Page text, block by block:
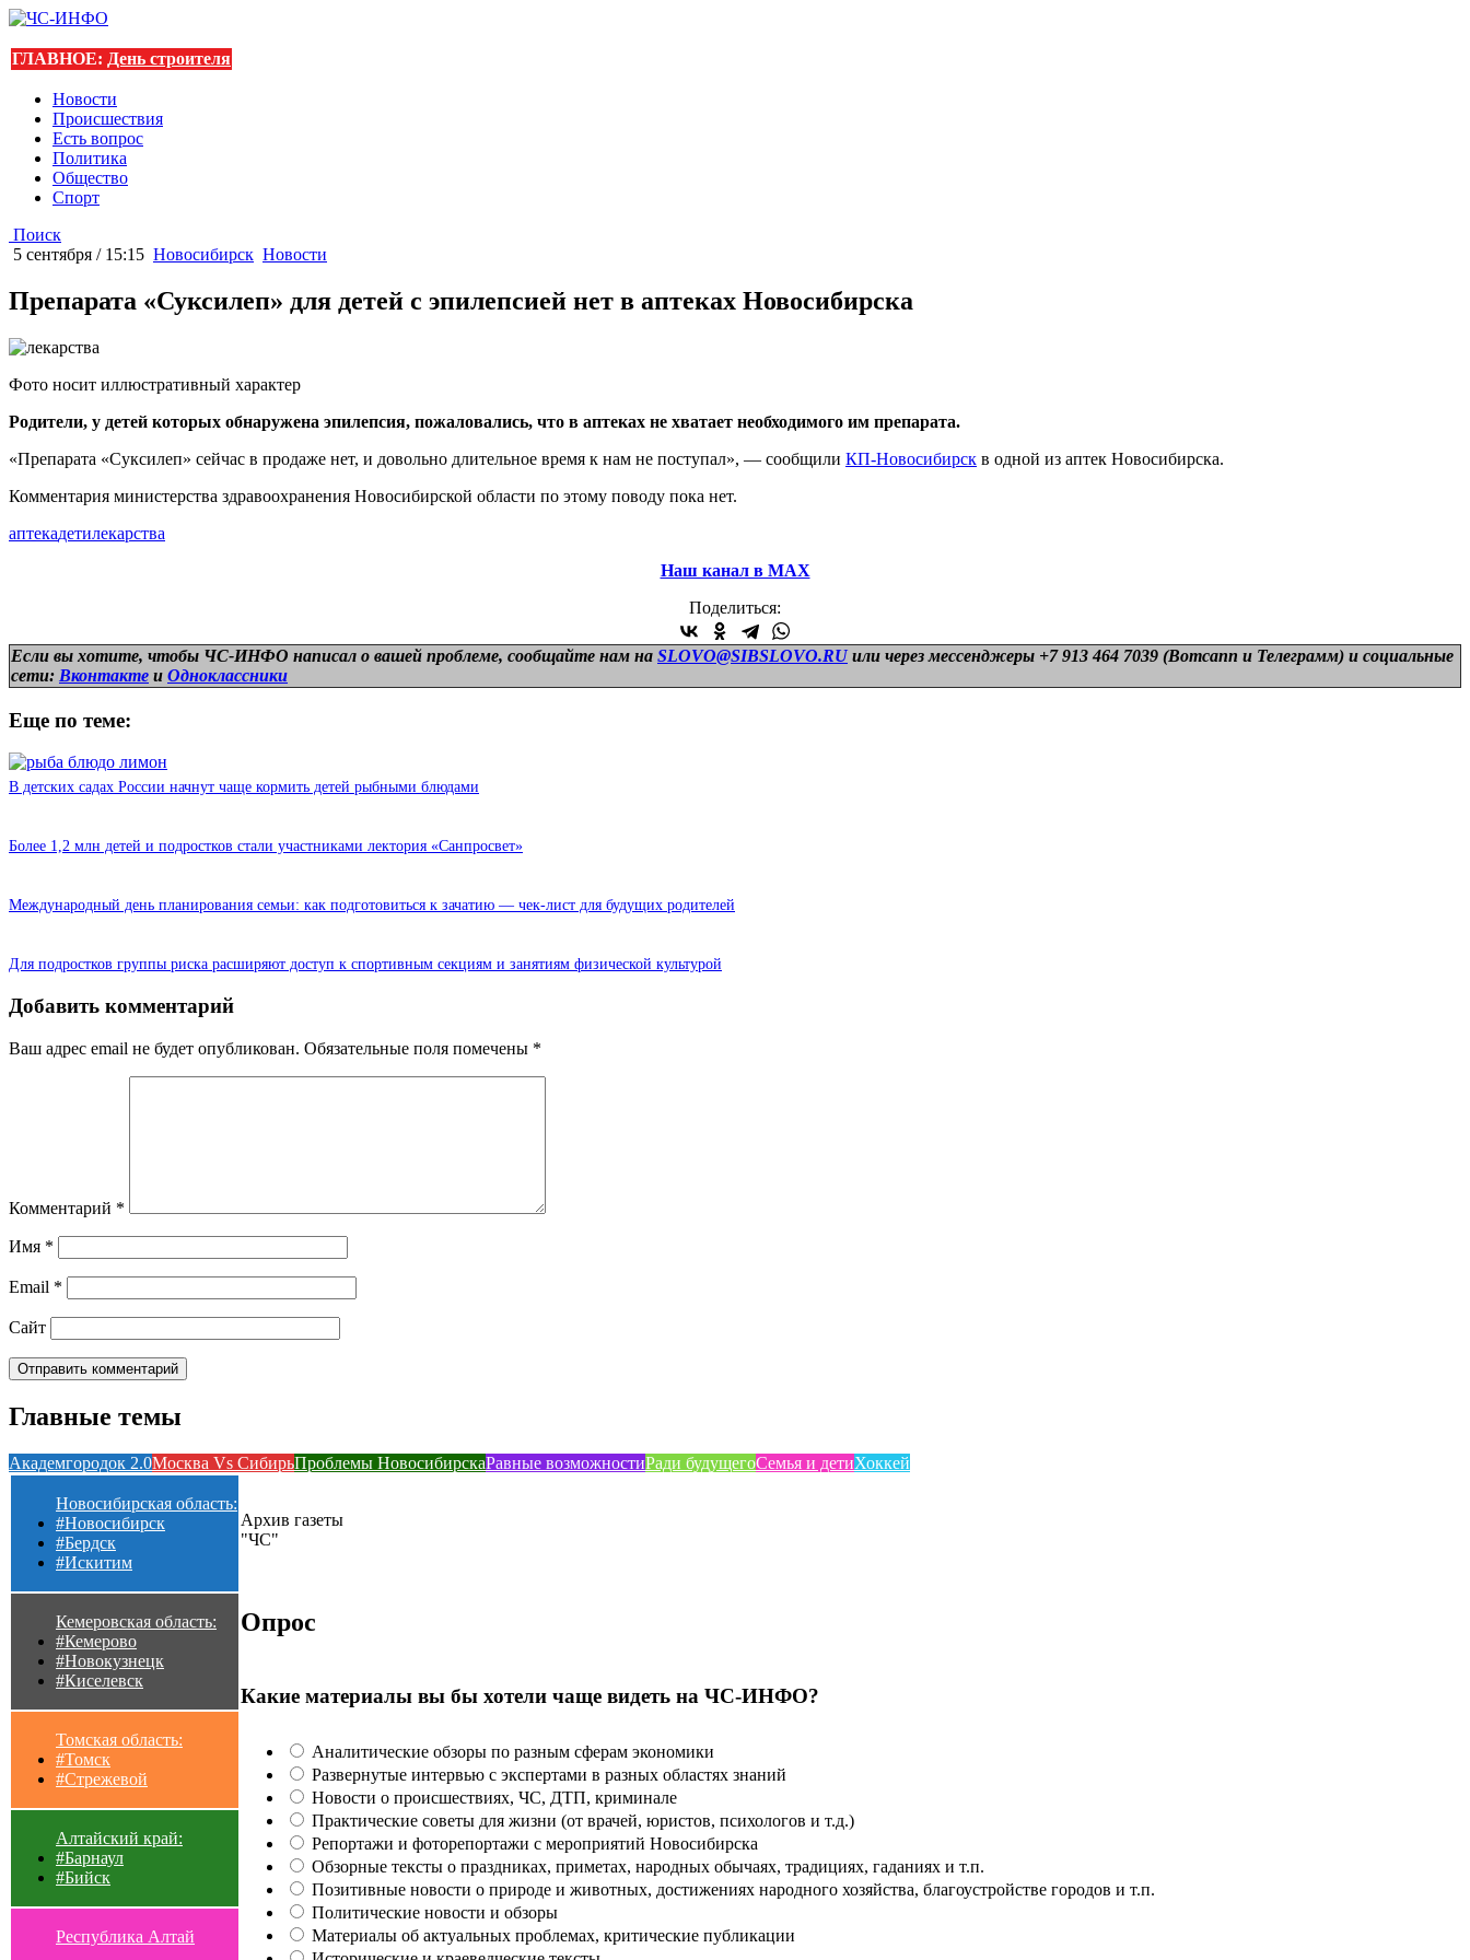
ГЛАВНОЕ: День строителя
Новости
Происшествия
Есть вопрос
Политика
Общество
Спорт
Поиск
5 сентября / 15:15 Новосибирск Новости
Препарата «Суксилеп» для детей с эпилепсией нет в аптеках Новосибирска
Фото носит иллюстративный характер
Родители, у детей которых обнаружена эпилепсия, пожаловались, что в аптеках не хватает необходимого им препарата.
«Препарата «Суксилеп» сейчас в продаже нет, и довольно длительное время к нам не поступал», — сообщили КП-Новосибирск в одной из аптек Новосибирска.
Комментария министерства здравоохранения Новосибирской области по этому поводу пока нет.
аптекадетилекарства
Наш канал в МАХ
Поделиться:
Если вы хотите, чтобы ЧС-ИНФО написал о вашей проблеме, сообщайте нам на SLOVO@SIBSLOVO.RU или через мессенджеры +7 913 464 7039 (Вотсапп и Телеграмм) и социальные
сети: Вконтакте и Одноклассники
Еще по теме:
В детских садах России начнут чаще кормить детей рыбными блюдами
Более 1,2 млн детей и подростков стали участниками лектория «Санпросвет»
Международный день планирования семьи: как подготовиться к зачатию — чек-лист для будущих родителей
Для подростков группы риска расширяют доступ к спортивным секциям и занятиям физической культурой
Добавить комментарий
Ваш адрес email не будет опубликован. Обязательные поля помечены *
Комментарий *
Имя *
Email *
Сайт
Главные темы
Академгородок 2.0Москва Vs СибирьПроблемы НовосибирскаРавные возможностиРади будущегоСемья и детиХоккей
Новосибирская область:
#Новосибирск
#Бердск
#Искитим
Кемеровская область:
#Кемерово
#Новокузнецк
#Киселевск
Томская область:
#Томск
#Стрежевой
Алтайский край:
#Барнаул
#Бийск
Республика Алтай
Архив газеты
"ЧС"
Опрос
Какие материалы вы бы хотели чаще видеть на ЧС-ИНФО?
Аналитические обзоры по разным сферам экономики
Развернутые интервью с экспертами в разных областях знаний
Новости о происшествиях, ЧС, ДТП, криминале
Практические советы для жизни (от врачей, юристов, психологов и т.д.)
Репортажи и фоторепортажи с мероприятий Новосибирска
Обзорные тексты о праздниках, приметах, народных обычаях, традициях, гаданиях и т.п.
Позитивные новости о природе и животных, достижениях народного хозяйства, благоустройстве городов и т.п.
Политические новости и обзоры
Материалы об актуальных проблемах, критические публикации